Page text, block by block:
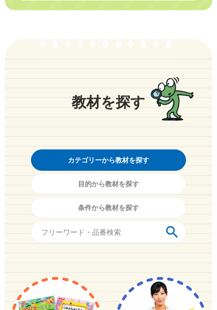
教材を探す
カテゴリーから教材を探す
目的から教材を探す
条件から教材を探す